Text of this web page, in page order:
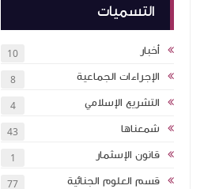
التسميات
أخبار 10
الإجراءات الجماعية 8
التشريع الإسلامي 4
شمعناها 43
قانون الإسثمار 1
قسم العلوم الجنائية 77